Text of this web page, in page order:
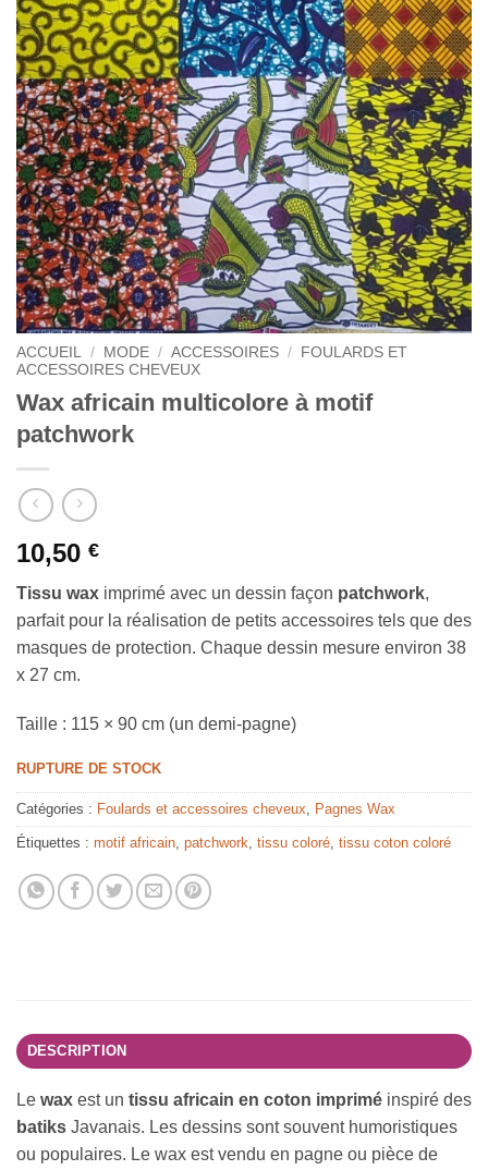
ACCUEIL / MODE / ACCESSOIRES /
FOULARDS ET
ACCESSOIRES CHEVEUX
Wax africain multicolore à motif
patchwork
10,50 €
Tissu wax imprimé avec un dessin façon patchwork,
parfait pour la réalisation de petits accessoires tels que des
masques de protection. Chaque dessin mesure environ 38
x 27 cm.
Taille : 115 × 90 cm (un demi-pagne)
RUPTURE DE STOCK
Catégories : Foulards et accessoires cheveux, Pagnes Wax
Étiquettes : motif africain, patchwork, tissu coloré, tissu coton coloré
DESCRIPTION
Le wax est un tissu africain en coton imprimé inspiré des
batiks Javanais. Les dessins sont souvent humoristiques
ou populaires. Le wax est vendu en pagne ou pièce de